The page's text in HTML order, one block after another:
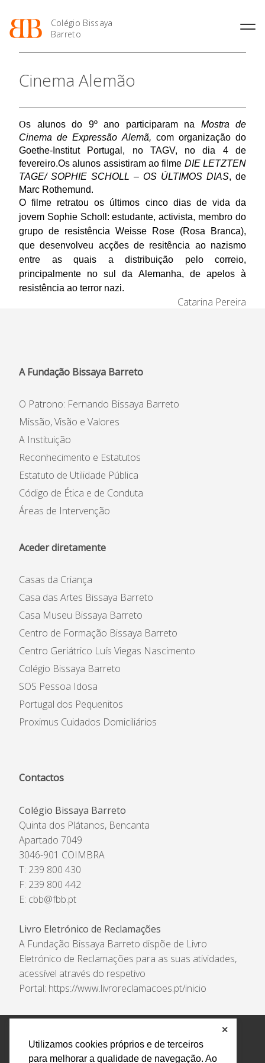
Utilizamos cookies próprios e de terceiros
para melhorar a qualidade de navegação. Ao
✕
Colégio Bissaya
Barreto
O Colégio
Projeto Educativo
Colaboradores Docentes
Colaboradores Não
Docentes
Instalações
Ofertas de emprego
Regulamentos
Jornal “O Coreto”
Privacidade
Oferta Formativa
Enriquecimento Curricular
Serviços
Sala de Estudo
Atividades de Interrupção
Letiva
Academia de LínguasEnsino Profissional
Profissionais
Curso de Técnico de
Termalismo
Curso de Técnico/a de Apoio
à Família e à Comunidade
Ofertas de Emprego
Ano Letivo
2027
Portal do Aluno/Encarregado
de Educação
SIGE
Secretariado de Exames
Admissão
Informações
Cinema Alemão
Os alunos do 9º ano participaram na
Mostra de
Cinema de Expressão Alemã, com organização do
Goethe-Institut Portugal, no TAGV, no dia 4 de
fevereiro.Os alunos assistiram ao filme DIE LETZTEN
TAGE/ SOPHIE SCHOLL – OS ÚLTIMOS DIAS, de
Marc Rothemund.
O filme retratou os últimos cinco dias de vida da
jovem Sophie Scholl: estudante, activista, membro do
grupo de resistência Weisse Rose (Rosa Branca),
que desenvolveu acções de resitência ao nazismo
entre as quais a distribuição pelo correio,
principalmente no sul da Alemanha, de apelos à
resistência ao terror nazi.
Catarina Pereira
A Fundação Bissaya Barreto
O Patrono: Fernando Bissaya Barreto
Missão, Visão e Valores
A Instituição
Reconhecimento e Estatutos
Estatuto de Utilidade Pública
Código de Ética e de Conduta
Áreas de Intervenção
Aceder diretamente
Casas da Criança
Casa das Artes Bissaya Barreto
Casa Museu Bissaya Barreto
Centro de Formação Bissaya Barreto
Centro Geriátrico Luís Viegas Nascimento
Colégio Bissaya Barreto
SOS Pessoa Idosa
Portugal dos Pequenitos
Proximus Cuidados Domiciliários
Contactos
Colégio Bissaya Barreto
Quinta dos Plátanos, Bencanta
Apartado 7049
3046-901 COIMBRA
T: 239 800 430
F: 239 800 442
E: cbb@fbb.pt
Livro Eletrónico de Reclamações
A Fundação Bissaya Barreto dispõe de Livro
Eletrónico de Reclamações para as suas atividades,
acessível através do respetivo
Portal: https://www.livroreclamacoes.pt/inicio
Política de Privacidade e Tratamento de Dados
Encarregado de Proteção de Dados
Livro Eletrónico
de Reclamações
Canal de Denúncias